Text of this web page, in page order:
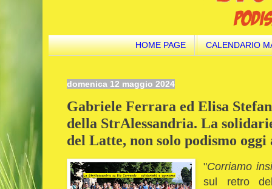
HOME PAGE CALENDARIO
domenica 12 maggio 2024
Gabriele Ferrara ed Elisa
della StrAlessandria. La
del Latte, non solo podismo
"Corriamo
sul retro